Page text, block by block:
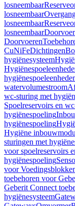
losneembaar
losneembaar
losneembaar
losneembaar
Doorvoeren
CuNiFeDichtingen
hygiënesysteem
watervolumestroom
wc-sturing met
Spoelreservoirs en
hygiënespoeling
hygiënespoeling
Hygiëne
sturingen met
voor spoelreservoirs
hygiënespoeling
voor
toebehoren voor
Geberit Connect
hygiënesysteem